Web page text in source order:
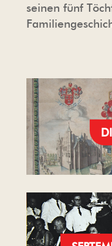
seinen fünf